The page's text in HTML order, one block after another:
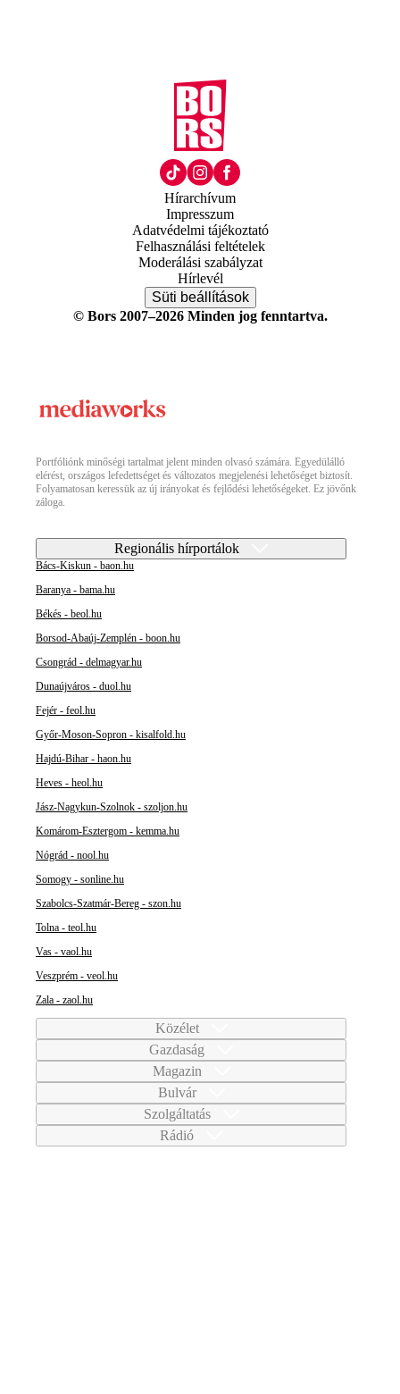
Hírarchívum
Impresszum
Adatvédelmi tájékoztató
Felhasználási feltételek
Moderálási szabályzat
Hírlevél
Süti beállítások
© Bors 2007–2026 Minden jog fenntartva.
Portfóliónk minőségi tartalmat jelent minden olvasó számára. Egyedülálló
elérést, országos lefedettséget és változatos megjelenési lehetőséget biztosít.
Folyamatosan keressük az új irányokat és fejlődési lehetőségeket. Ez jövőnk
záloga.
Regionális hírportálok
Bács-Kiskun - baon.hu
Baranya - bama.hu
Békés - beol.hu
Borsod-Abaúj-Zemplén - boon.hu
Csongrád - delmagyar.hu
Dunaújváros - duol.hu
Fejér - feol.hu
Győr-Moson-Sopron - kisalfold.hu
Hajdú-Bihar - haon.hu
Heves - heol.hu
Jász-Nagykun-Szolnok - szoljon.hu
Komárom-Esztergom - kemma.hu
Nógrád - nool.hu
Somogy - sonline.hu
Szabolcs-Szatmár-Bereg - szon.hu
Tolna - teol.hu
Vas - vaol.hu
Veszprém - veol.hu
Zala - zaol.hu
Közélet
Gazdaság
Magazin
Bulvár
Szolgáltatás
Rádió